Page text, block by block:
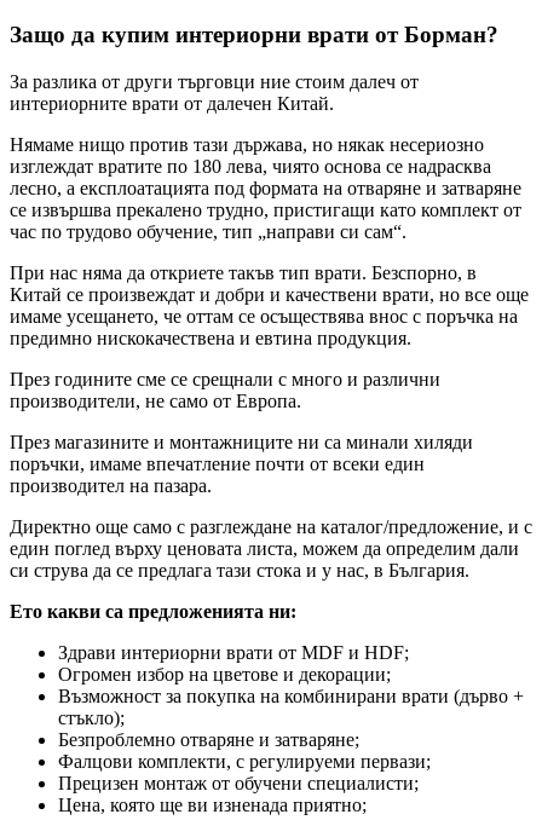
Защо да купим интериорни врати от Борман?
За разлика от други търговци ние стоим далеч от
интериорните врати от далечен Китай.
Нямаме нищо против тази държава, но някак несериозно
изглеждат вратите по 180 лева, чиято основа се надрасква
лесно, а експлоатацията под формата на отваряне и затваряне
се извършва прекалено трудно, пристигащи като комплект от
час по трудово обучение, тип „направи си сам“.
При нас няма да откриете такъв тип врати. Безспорно, в
Китай се произвеждат и добри и качествени врати, но все още
имаме усещането, че оттам се осъществява внос с поръчка на
предимно нискокачествена и евтина продукция.
През годините сме се срещнали с много и различни
производители, не само от Европа.
През магазините и монтажниците ни са минали хиляди
поръчки, имаме впечатление почти от всеки един
производител на пазара.
Директно още само с разглеждане на каталог/предложение, и с
един поглед върху ценовата листа, можем да определим дали
си струва да се предлага тази стока и у нас, в България.
Ето какви са предложенията ни:
Здрави интериорни врати от MDF и HDF;
Огромен избор на цветове и декорации;
Възможност за покупка на комбинирани врати (дърво +
стъкло);
Безпроблемно отваряне и затваряне;
Фалцови комплекти, с регулируеми первази;
Прецизен монтаж от обучени специалисти;
Цена, която ще ви изненада приятно;